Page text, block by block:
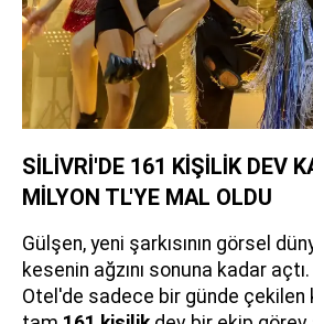
SİLİVRİ'DE 161 KİŞİLİK DEV
MİLYON TL'YE MAL OLDU
Gülşen, yeni şarkısının görsel
kesenin ağzını sonuna kadar
Otel'de sadece bir günde çekilen